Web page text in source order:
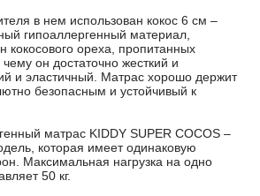
в нем использован кокос 6 см –
гипоаллергенный материал,
кокосового ореха, пропитанных
он достаточно жесткий и
и эластичный. Матрас хорошо держит
безопасным и устойчивый к
матрас KIDDY SUPER COCOS –
которая имеет одинаковую
Максимальная нагрузка на одно
50 кг.